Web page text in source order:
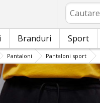
Cautare
Branduri Sport
Pantaloni Pantaloni sport